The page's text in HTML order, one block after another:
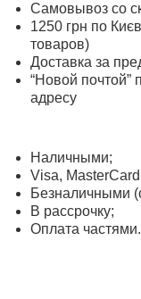
Самовывоз со
1250 грн по
товаров)
Доставка за
“Новой почтой”
адресу
Наличными;
Visa,
Безналичными
В рассрочку;
Оплата частями.